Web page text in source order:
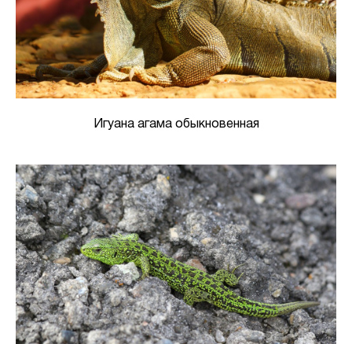
Игуана агама обыкновенная